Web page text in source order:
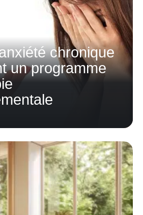
chronique
un programme